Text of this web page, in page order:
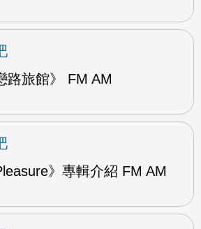
路旅館》 FM AM
》專輯介紹 FM AM